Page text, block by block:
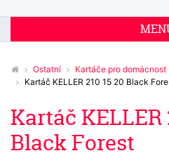
Ostatní Kartáče pro domácnost
Kartáč KELLER 210 15 20 Black
Kartáč KELLER
Black Forest